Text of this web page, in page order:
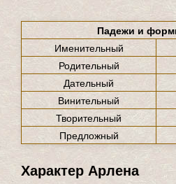
Падежи и
Именительный
Родительный
Дательный
Винительный
Творительный
Предложный
Характер Арлена